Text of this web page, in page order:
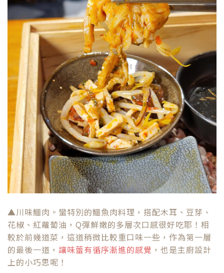
▲川味鱷肉。蠻特別的鱷魚肉料理，搭配木耳、豆芽、
花椒、紅蘿蔔油，Q彈鮮嫩的多層次口感很好吃耶！相
較於前幾道菜，這道稍微比較重口味一些，作為第一層
的最後一道， 讓味蕾有循序漸進的感覺 ，也是主廚設計
上的小巧思呢！